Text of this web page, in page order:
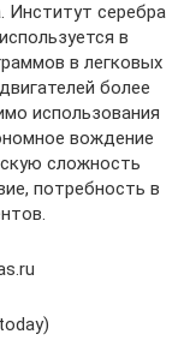
Институт серебра
в
в легковых
более
использования
вождение
сложность
потребность в